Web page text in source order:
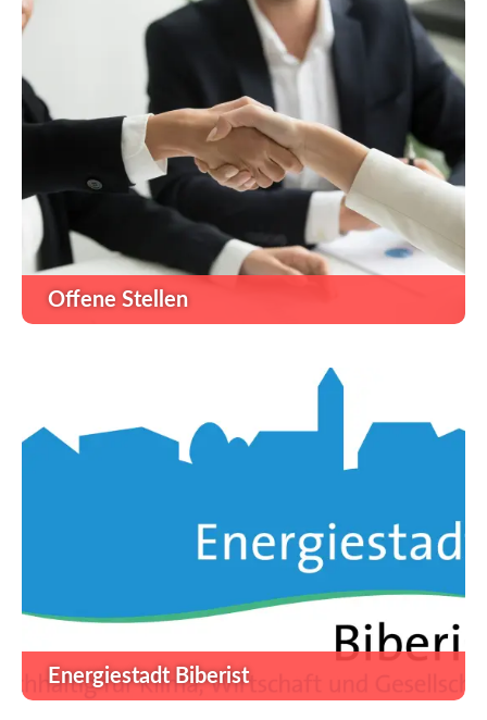
Offene Stellen
Energiestadt Biberist